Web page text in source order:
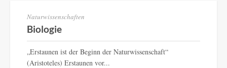
Naturwissenschaften
Biologie
„Erstaunen ist der Beginn der Naturwissenschaft“
(Aristoteles) Erstaunen vor...